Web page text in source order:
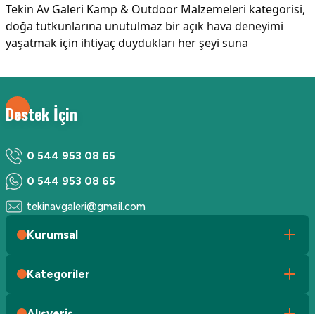
Tekin Av Galeri Kamp & Outdoor Malzemeleri kategorisi,
doğa tutkunlarına unutulmaz bir açık hava deneyimi
yaşatmak için ihtiyaç duydukları her şeyi suna
Destek İçin
0 544 953 08 65
0 544 953 08 65
tekinavgaleri@gmail.com
Kurumsal
Kategoriler